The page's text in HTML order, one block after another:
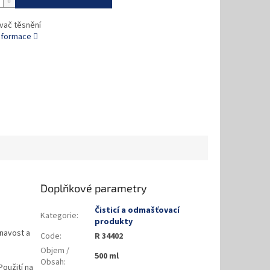
těsnění
a
na
Doplňkové parametry
Kategorie:
Čisticí a odmašťovací
produkty
Code:
R 34402
Objem /
Obsah:
500 ml